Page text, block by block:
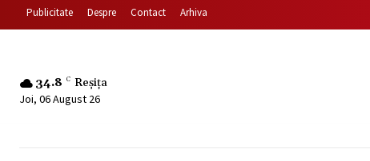
Publicitate Despre Contact Arhiva
34.8 C Reșița
Joi, 06 August 26